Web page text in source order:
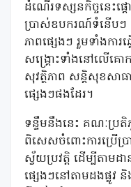
ដំណើរទស្សនកិច្ចនេះផ្
ប្រាស់ឧបករណ៍ទំនើបៗ
ភាពផ្សេងៗ រួមទាំងការ
សង្គ្រោះទាំងនៅលើគោ
សុវត្ថិភាព សន្តិសុខសាធ
ផ្សេងៗផងដែរ។
ទន្ទឹមនឹងនេះ គណៈប្រតិ
ពិសេសចំពោះការប្រើប្
ស្វ័យប្រវត្តិ ដើម្បីតាម
ផ្សេងៗនៅតាមដងផ្លូវ